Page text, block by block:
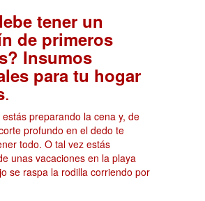
tener un
de primeros
Insumos
para tu hogar
.
preparando la cena y, de
profundo en el dedo te
todo. O tal vez estás
unas vacaciones en la playa
se raspa la rodilla corriendo por